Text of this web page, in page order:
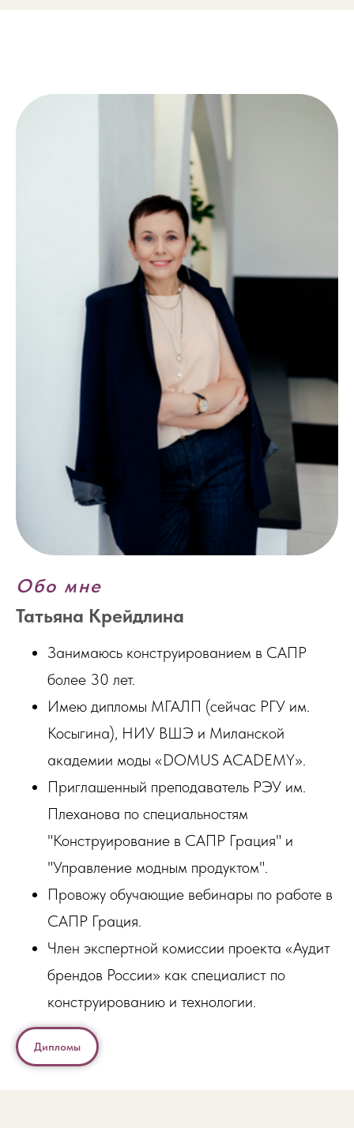
Обо мне
Татьяна Крейдлина
Занимаюсь конструированием в САПР
более 30 лет.
Имею дипломы МГАЛП (сейчас РГУ им.
Косыгина), НИУ ВШЭ и Миланской
академии моды «DOMUS ACADEMY».
Приглашенный преподаватель РЭУ им.
Плеханова по специальностям
"Конструирование в САПР Грация" и
"Управление модным продуктом".
Провожу обучающие вебинары по работе в
САПР Грация.
Член экспертной комиссии проекта «Аудит
брендов России» как специалист по
конструированию и технологии.
Дипломы